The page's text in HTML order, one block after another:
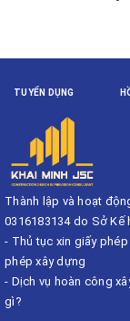
TUYỂN DỤNG
Thành lập và hoạt
0316183134 do Sở Kế
- Thủ tục xin giấy
phép xây dựng
- Dịch vụ hoàn công
gì?